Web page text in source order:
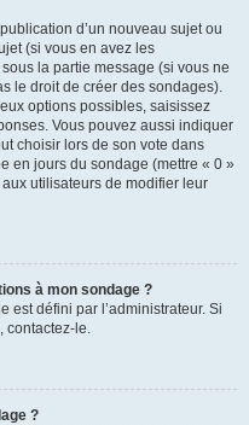
d’un nouveau sujet ou
(si vous en avez les
sous la partie message (si vous ne
le droit de créer des sondages).
options possibles, saisissez
Vous pouvez aussi indiquer
choisir lors de son vote dans
en jours du sondage (mettre « 0 »
utilisateurs de modifier leur
à mon sondage ?
est défini par l’administrateur. Si
contactez-le.
?